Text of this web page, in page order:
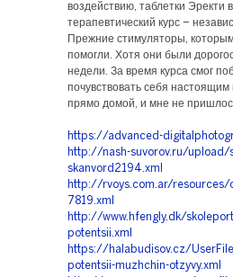
воздействию, таблетки Эректи
терапевтический курс –
Прежние стимуляторы,
помогли. Хотя они были
недели. За время курса смог
почувствовать себя
прямо домой, и мне не
https://advanced-
http://nash-suvorov.ru/upload/
skanvord2194.xml
http://rvoys.com.ar/resources/
7819.xml
http://www.hfengly.dk/
potentsii.xml
https://halabudisov.cz/
potentsii-muzhchin-otzyvy.xml